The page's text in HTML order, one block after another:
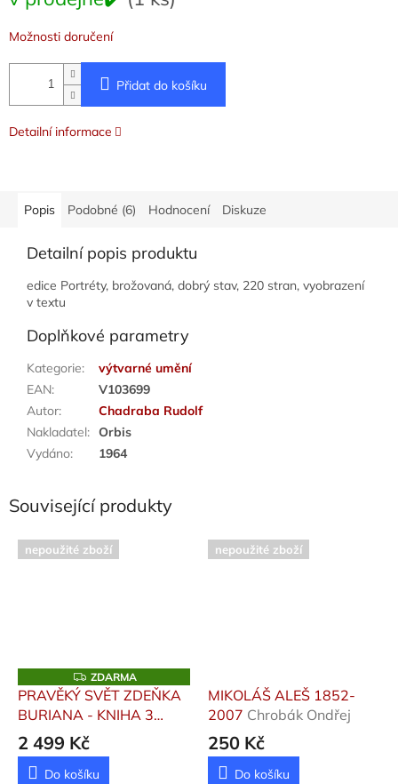
Možnosti doručení
Přidat do košíku
Detailní informace
Popis Podobné (6) Hodnocení Diskuze
Detailní popis produktu
edice Portréty, brožovaná, dobrý stav, 220 stran, vyobrazení
v textu
Doplňkové parametry
Kategorie:
výtvarné umění
EAN:
V103699
Autor:
Chadraba Rudolf
Nakladatel: Orbis
Vydáno: 1964
Související produkty
nepoužité zboží
Z
D
A
R
A
ZDARMA
PRAVĚKÝ SVĚT ZDEŇKA
BURIANA - KNIHA 3
Oliva Martin, Müller
Ondřej, Neruda Petr
2 499 Kč
Do košíku
nepoužité zboží
MIKOLÁŠ ALEŠ 1852-
2007 Chrobák Ondřej
250 Kč
Do košíku